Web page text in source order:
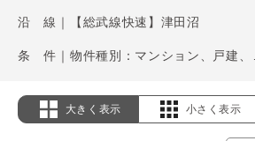
沿 線｜【総武線快速】津田沼
大きく表示 小さく表示